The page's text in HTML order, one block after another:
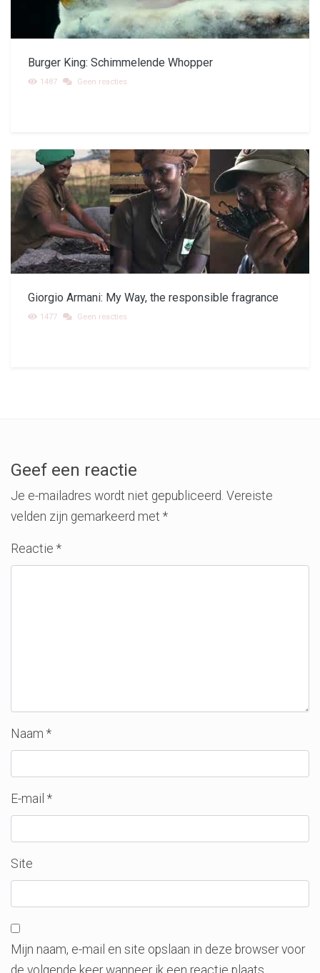
Burger King: Schimmelende Whopper
1487 Geen reacties
Giorgio Armani: My Way, the responsible fragrance
1477 Geen reacties
Geef een reactie
Je e-mailadres wordt niet gepubliceerd. Vereiste
velden zijn gemarkeerd met *
Reactie *
Naam *
E-mail *
Site
Mijn naam, e-mail en site opslaan in deze browser voor